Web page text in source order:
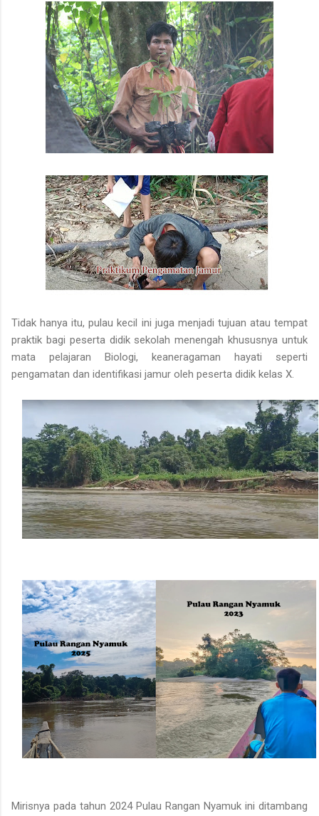
Tidak hanya itu, pulau kecil ini juga menjadi tujuan atau tempat
praktik bagi peserta didik sekolah menengah khususnya untuk
mata pelajaran Biologi, keaneragaman hayati seperti
pengamatan dan identifikasi jamur oleh peserta didik kelas X.
Mirisnya pada tahun 2024 Pulau Rangan Nyamuk ini ditambang